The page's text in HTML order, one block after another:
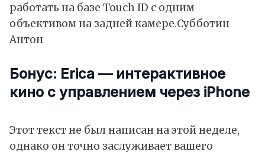
работать на базе Touch ID с одним
объективом на задней камере.Субботин
Антон
Бонус: Erica — интерактивное
кино с управлением через iPhone
Этот текст не был написан на этой неделе,
однако он точно заслуживает вашего